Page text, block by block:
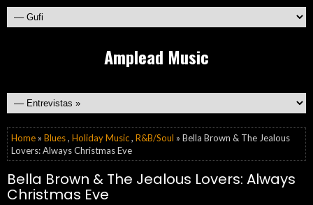
Amplead Music
Home » Blues, Holiday Music, R&B/Soul » Bella Brown & The Jealous
Lovers: Always Christmas Eve
Bella Brown & The Jealous Lovers: Always
Christmas Eve